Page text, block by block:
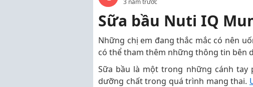
3 năm trước
Sữa bầu Nuti IQ
Những chị em đang thắc mắc có nên
có thể tham thêm những thông tin bên
Sữa bầu là một trong những cánh
dưỡng chất trong quá trình mang thai.